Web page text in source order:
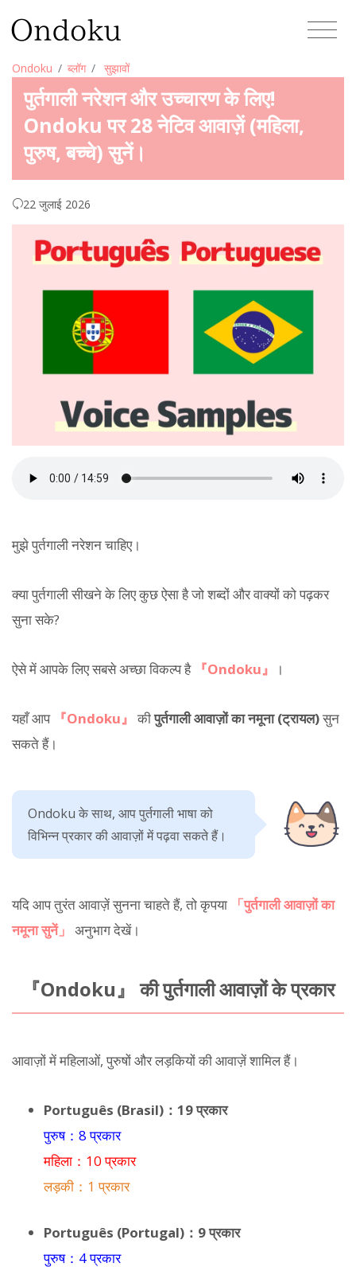
Ondoku ब्लॉग सुझावों
पुर्तगाली नरेशन और उच्चारण के लिए!
Ondoku पर 28 नेटिव आवाज़ें (महिला,
पुरुष, बच्चे) सुनें।
22 जुलाई 2026
मुझे पुर्तगाली नरेशन चाहिए।
क्या पुर्तगाली सीखने के लिए कुछ ऐसा है जो शब्दों और वाक्यों को पढ़कर
सुना सके?
ऐसे में आपके लिए सबसे अच्छा विकल्प है 『Ondoku』 ।
यहाँ आप 『Ondoku』 कीपुर्तगाली आवाज़ों का नमूना (ट्रायल)सुन
सकते हैं।
Ondoku के साथ, आप पुर्तगाली भाषा को
विभिन्न प्रकार की आवाज़ों में पढ़वा सकते हैं।
यदि आप तुरंत आवाज़ें सुनना चाहते हैं, तो कृपया
「पुर्तगाली आवाज़ों का
नमूना सुनें」 अनुभाग देखें।
『Ondoku』 की पुर्तगाली आवाज़ों के प्रकार
आवाज़ों में महिलाओं, पुरुषों और लड़कियों की आवाज़ें शामिल हैं।
Português (Brasil)：19 प्रकार
पुरुष：8 प्रकार
महिला：10 प्रकार
लड़की：1 प्रकार
Português (Portugal)：9 प्रकार
पुरुष：4 प्रकार